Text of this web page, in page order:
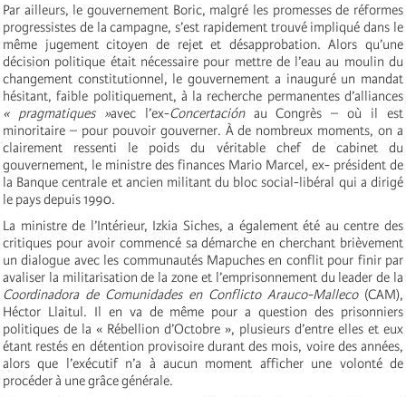
Par ailleurs, le gouvernement Boric, malgré les promesses de réformes
progressistes de la campagne, s’est rapidement trouvé impliqué dans le
même jugement citoyen de rejet et désapprobation. Alors qu’une
décision politique était nécessaire pour mettre de l’eau au moulin du
changement constitutionnel, le gouvernement a inauguré un mandat
hésitant, faible politiquement, à la recherche permanentes d’alliances
« pragmatiques »avec l’ex-Concertaciónau Congrès – où il est
minoritaire – pour pouvoir gouverner. À de nombreux moments, on a
clairement ressenti le poids du véritable chef de cabinet du
gouvernement, le ministre des finances Mario Marcel, ex- président de
la Banque centrale et ancien militant du bloc social-libéral qui a dirigé
le pays depuis 1990.
La ministre de l’Intérieur, Izkia Siches, a également été au centre des
critiques pour avoir commencé sa démarche en cherchant brièvement
un dialogue avec les communautés Mapuches en conflit pour finir par
avaliser la militarisation de la zone et l’emprisonnement du leader de la
Coordinadora de Comunidades en Conflicto Arauco-Malleco(CAM),
Héctor Llaitul. Il en va de même pour a question des prisonniers
politiques de la « Rébellion d’Octobre », plusieurs d’entre elles et eux
étant restés en détention provisoire durant des mois, voire des années,
alors que l’exécutif n’a à aucun moment afficher une volonté de
procéder à une grâce générale.